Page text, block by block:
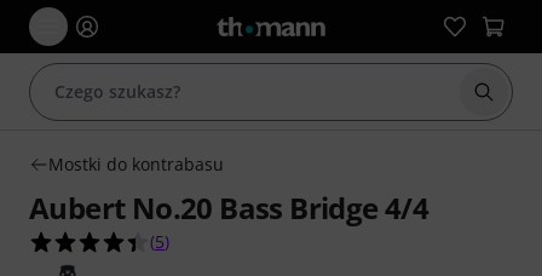
Mostki do kontrabasu
Aubert No.20 Bass Bridge 4/4
4.4 na 5 gwiazdek z 5 ocen klientów
(5)